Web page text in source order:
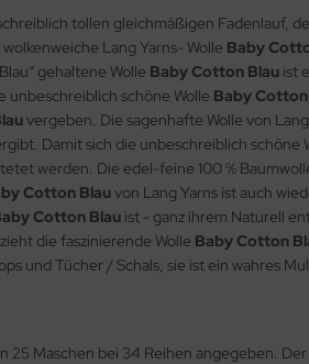
tollen gleichmäßigen Fadenlauf,
Lang Yarns- Wolle Baby
gehaltene Wolle Baby Cotton Blau ist
unbeschreiblich schöne Wolle Baby
vergeben. Die sagenhafte Wolle von
Damit sich die unbeschreiblich schöne
werden. Die edel-feine 100 %
Cotton Blauvon Lang Yarns ist auch
Cotton Blau ist - ganz ihrem Naturell
die faszinierende Wolle Baby Cotton
und Tücher / Schals, sie ist ein wahres
Maschen bei 34 Reihen angegeben.